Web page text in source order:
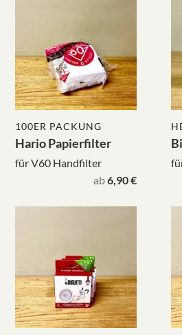
100ER PACKUNG
Hario Papierfilter
für V60 Handfilter
ab6,90 €